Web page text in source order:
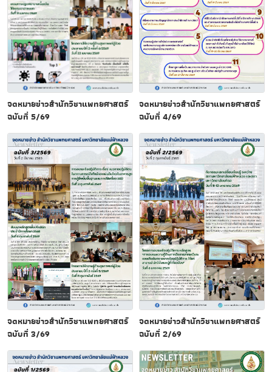
จดหมายข่าวสำนักวิชาแพทยศาสตร์
ฉบับที่ 5/69
จดหมายข่าวสำนักวิชาแพทยศาสตร์
ฉบับที่ 4/69
จดหมายข่าวสำนักวิชาแพทยศาสตร์
ฉบับที่ 3/69
จดหมายข่าวสำนักวิชาแพทยศาสตร์
ฉบับที่ 2/69